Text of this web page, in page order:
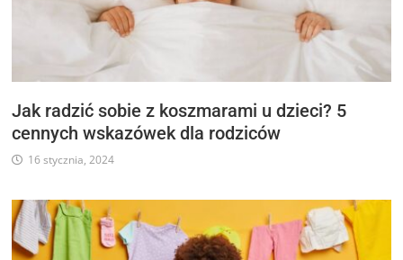
Jak radzić sobie z koszmarami u dzieci? 5
cennych wskazówek dla rodziców
16 stycznia, 2024